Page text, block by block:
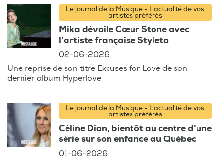
Le journal de la Musique - L'actualité de vos
artistes préférés
Mika dévoile Cœur Stone avec
l'artiste française Styleto
02-06-2026
Une reprise de son titre Excuses for Love de son
dernier album Hyperlove
Le journal de la Musique - L'actualité de vos
artistes préférés
Céline Dion, bientôt au centre d'une
série sur son enfance au Québec
01-06-2026